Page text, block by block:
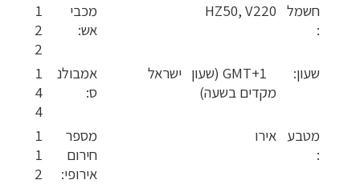
חשמל
:
HZ50, V220
מכבי
אש:
1
2
2
שעון:
GMT+1 (שעון ישראל
מקדים בשעה)
אמבולנ
ס:
1
4
4
מטבע
:
אירו
מספר
חירום
אירופי:
1
1
2